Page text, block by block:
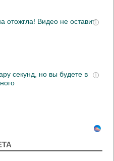
i
отожгла! Видео не оставит
i
секунд, но вы будете в